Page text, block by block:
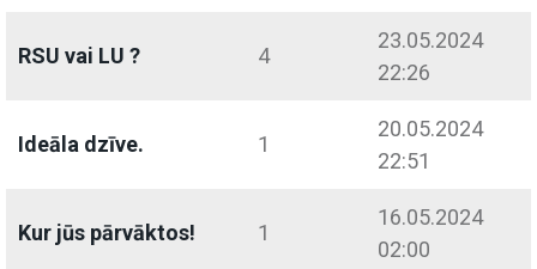
RSU vai LU ? 4
23.05.2024
22:26
Ideāla dzīve. 1
20.05.2024
22:51
Kur jūs pārvāktos! 1
16.05.2024
02:00